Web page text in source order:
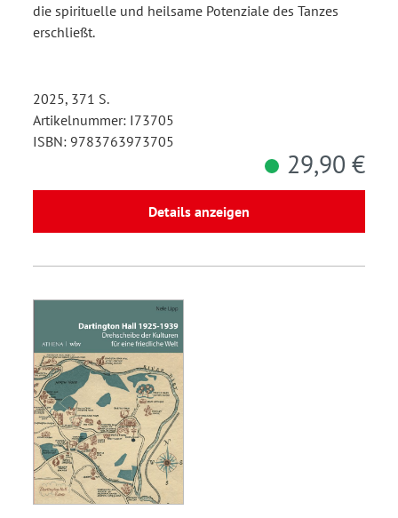
die spirituelle und heilsame Potenziale des Tanzes
erschließt.
2025, 371 S.
Artikelnummer: I73705
ISBN: 9783763973705
29,90 €
Details anzeigen